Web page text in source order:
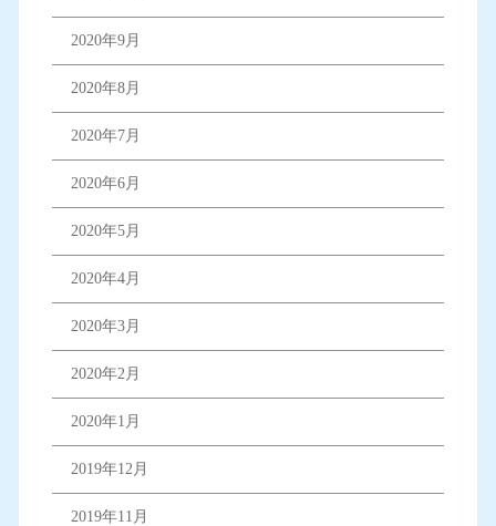
2020年9月
2020年8月
2020年7月
2020年6月
2020年5月
2020年4月
2020年3月
2020年2月
2020年1月
2019年12月
2019年11月